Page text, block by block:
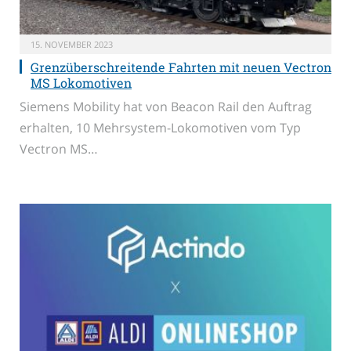
15. NOVEMBER 2023
Grenzüberschreitende Fahrten mit neuen Vectron
MS Lokomotiven
Siemens Mobility hat von Beacon Rail den Auftrag
erhalten, 10 Mehrsystem-Lokomotiven vom Typ
Vectron MS…